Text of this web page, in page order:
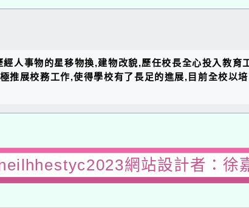
人事物的星移物換,建物改貌,歷任校長全心投入教育
推展校務工作,使得學校有了長足的進展,目前全校以
網站設計者：徐